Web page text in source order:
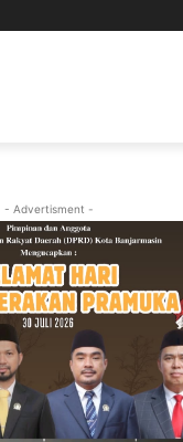
- Advertisment -